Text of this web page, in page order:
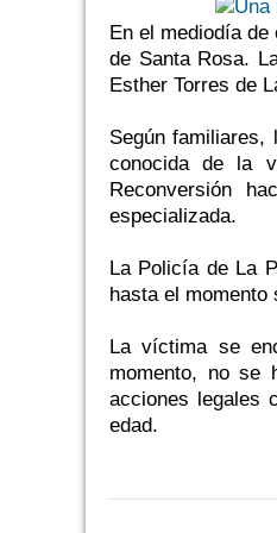
En el mediodía
de Santa Rosa.
Esther Torres de
Según familiares,
conocida de la
Reconversión
especializada.
La Policía de La
hasta el momento
La víctima se
momento, no se
acciones legales
edad.